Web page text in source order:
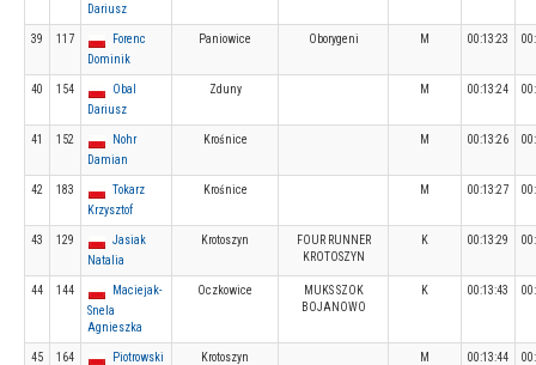
Dariusz
39 117
Forenc
Dominik
Paniowice Oborygeni M 00:13:23
40 154
Obal
Dariusz
Zduny M 00:13:24
41 152
Nohr
Damian
Krośnice M 00:13:26
42 183
Tokarz
Krzysztof
Krośnice M 00:13:27
43 129
Jasiak
Natalia
Krotoszyn
FOUR RUNNER
KROTOSZYN
K 00:13:29
44 144
Maciejak-
Snela
Agnieszka
Oczkowice
MUKS SZOK
BOJANOWO
K 00:13:43
45 164 Piotrowski Krotoszyn M 00:13:44